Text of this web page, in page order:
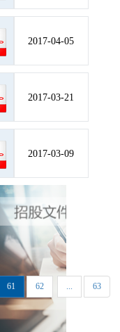
2017-04-05
2017-03-21
2017-03-09
61 62 ... 63